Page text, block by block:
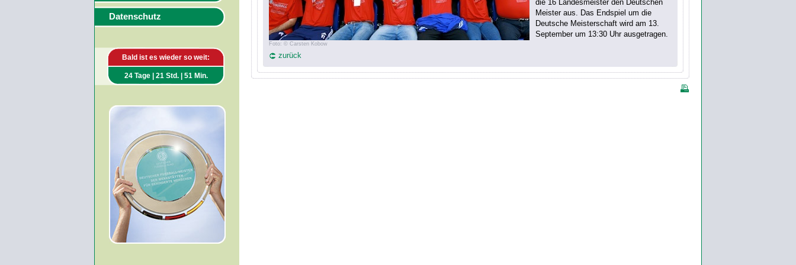
Datenschutz
Bald ist es wieder so weit:
24 Tage | 21 Std. | 51 Min.
Foto: © Carsten Kobow
die 16 Landesmeister den Deutschen
Meister aus. Das Endspiel um die
Deutsche Meisterschaft wird am 13.
September um 13:30 Uhr ausgetragen.
zurück